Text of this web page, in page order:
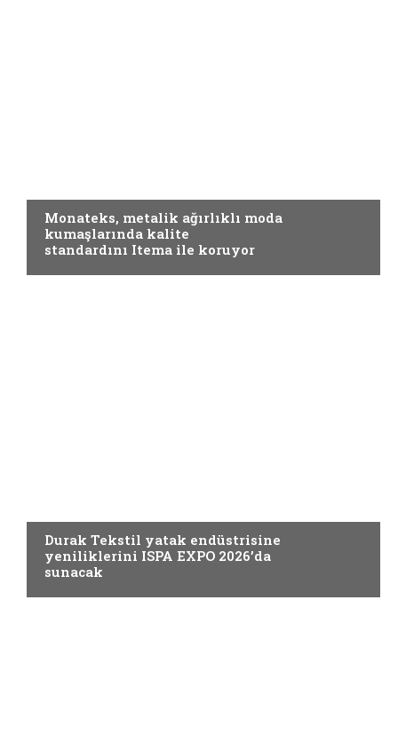
Monateks, metalik ağırlıklı moda
kumaşlarında kalite
standardını Itema ile koruyor
Durak Tekstil yatak endüstrisine
yeniliklerini ISPA EXPO 2026’da
sunacak